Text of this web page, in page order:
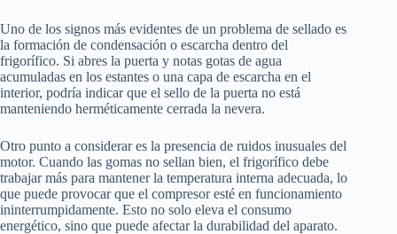
Uno de los signos más evidentes de un problema de sellado es
la formación de condensación o escarcha dentro del
frigorífico. Si abres la puerta y notas gotas de agua
acumuladas en los estantes o una capa de escarcha en el
interior, podría indicar que el sello de la puerta no está
manteniendo herméticamente cerrada la nevera.
Otro punto a considerar es la presencia de ruidos inusuales del
motor. Cuando las gomas no sellan bien, el frigorífico debe
trabajar más para mantener la temperatura interna adecuada, lo
que puede provocar que el compresor esté en funcionamiento
ininterrumpidamente. Esto no solo eleva el consumo
energético, sino que puede afectar la durabilidad del aparato.